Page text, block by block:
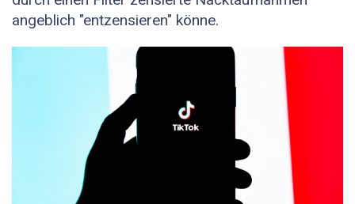
angeblich "entzensieren" könne.